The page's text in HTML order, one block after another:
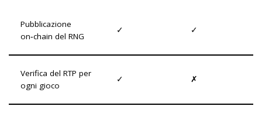
Pubblicazione
on‑chain del RNG
✓ ✓
Verifica del RTP per
ogni gioco
✓ ✗